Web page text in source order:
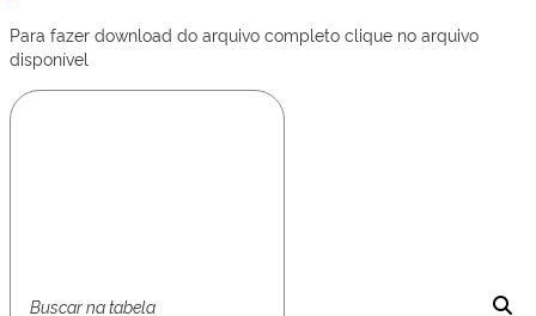
Para fazer download do arquivo completo clique no arquivo
disponível